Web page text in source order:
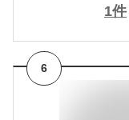
1件
6